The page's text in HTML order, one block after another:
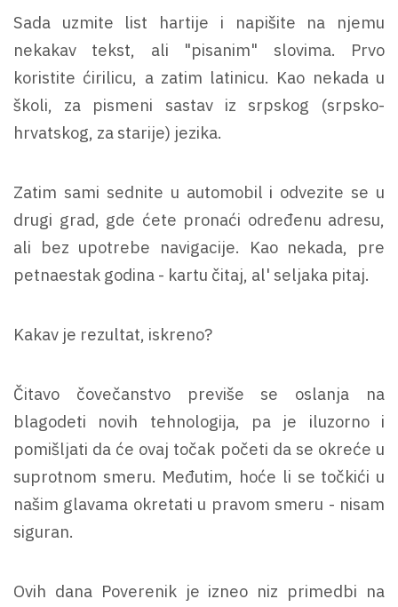
Sada uzmite list hartije i napišite na njemu
nekakav tekst, ali "pisanim" slovima. Prvo
koristite ćirilicu, a zatim latinicu. Kao nekada u
školi, za pismeni sastav iz srpskog (srpsko-
hrvatskog, za starije) jezika.
Zatim sami sednite u automobil i odvezite se u
drugi grad, gde ćete pronaći određenu adresu,
ali bez upotrebe navigacije. Kao nekada, pre
petnaestak godina - kartu čitaj, al' seljaka pitaj.
Kakav je rezultat, iskreno?
Čitavo čovečanstvo previše se oslanja na
blagodeti novih tehnologija, pa je iluzorno i
pomišljati da će ovaj točak početi da se okreće u
suprotnom smeru. Međutim, hoće li se točkići u
našim glavama okretati u pravom smeru - nisam
siguran.
Ovih dana Poverenik je izneo niz primedbi na